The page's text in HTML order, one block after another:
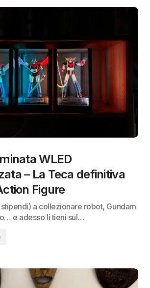
WLED
– La Teca definitiva
Figure
a collezionare robot, Gundam
e adesso li tieni sul…